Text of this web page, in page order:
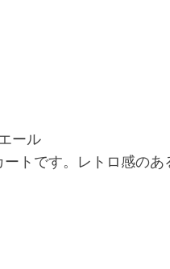
ール
トです。レトロ感の